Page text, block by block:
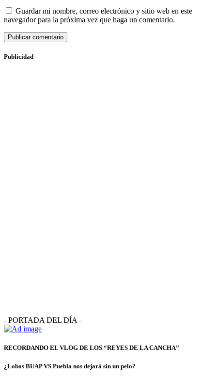
Guardar mi nombre, correo electrónico y sitio web en este
navegador para la próxima vez que haga un comentario.
Publicidad
- PORTADA DEL DÍA -
RECORDANDO EL VLOG DE LOS “REYES DE LA CANCHA”
¿Lobos BUAP VS Puebla nos dejará sin un pelo?